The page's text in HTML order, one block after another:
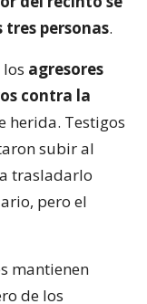
personas.
agresores
contra la
herida. Testigos
subir al
trasladarlo
pero el
mantienen
de los